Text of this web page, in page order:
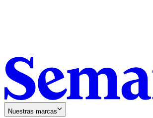
Nuestras marcas